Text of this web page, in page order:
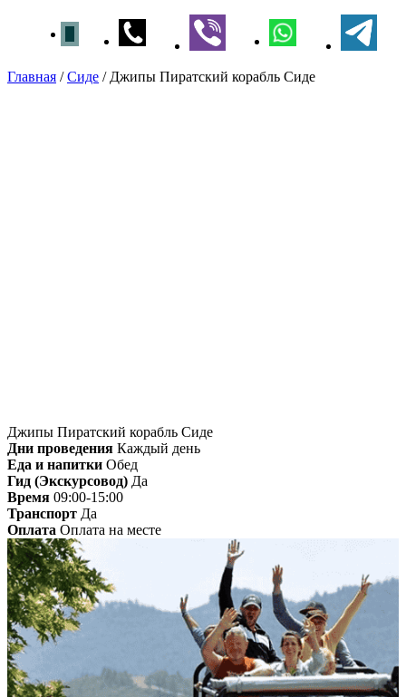
Главная /Сиде / Джипы Пиратский корабль Сиде
Джипы Пиратский корабль Сиде
Дни проведения Каждый день
Еда и напитки Обед
Гид (Экскурсовод) Да
Время 09:00-15:00
Транспорт Да
Оплата Оплата на месте